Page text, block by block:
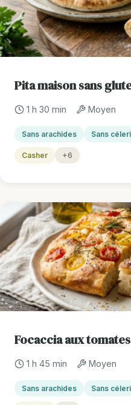
Pita maison sans
1 h 30 min Moyen
Sans arachides Sans céleri
Casher +6
Focaccia aux
1 h 45 min Moyen
Sans arachides Sans céleri